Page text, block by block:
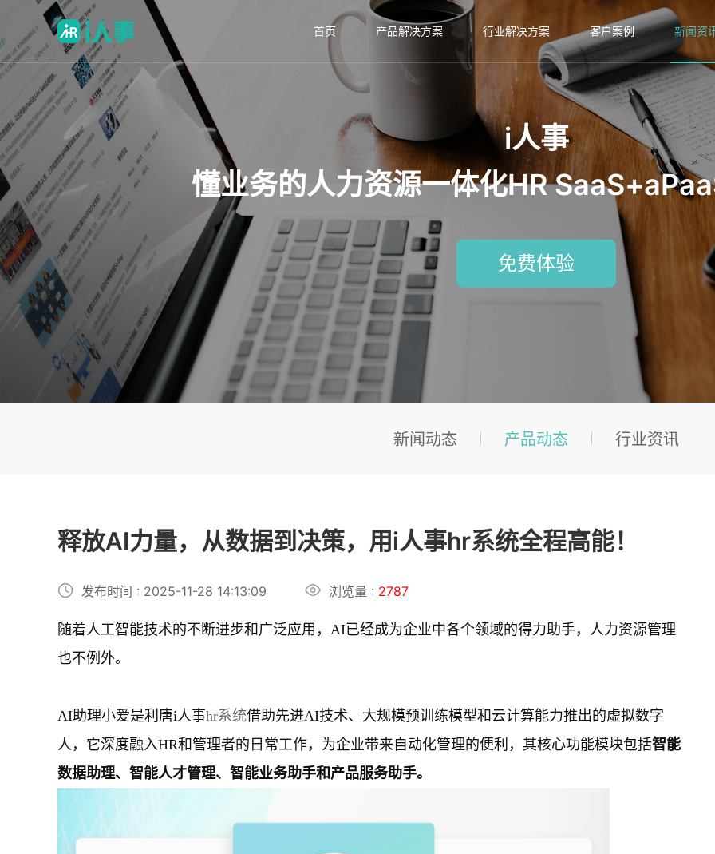
首页 产品解决方案 行业解决方案 客户案例 新闻资
i人事
懂业务的人力资源一体化HR
免费体验
新闻动态 产品动态 行业资讯
释放AI力量，从数据到决策，用i人事hr系统全程高能！
发布时间 : 2025-11-28 14:13:09 浏览量 : 2787
随着人工智能技术的不断进步和广泛应用，AI已经成为企业中各个领域的得力助手，人力资源管理
也不例外。
AI助理小爱是利唐i人事hr系统借助先进AI技术、大规模预训练模型和云计算能力推出的虚拟数字
人，它深度融入HR和管理者的日常工作，为企业带来自动化管理的便利，其核心功能模块包括智能
数据助理、智能人才管理、智能业务助手和 产品服务助手。